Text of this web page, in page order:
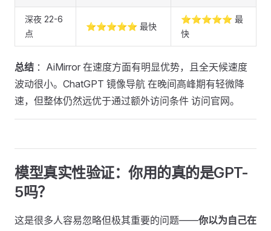
深夜 22-6
点
⭐⭐⭐⭐⭐ 最快
⭐⭐⭐⭐⭐ 最
快
总结 ：AiMirror 在速度方面有明显优势，且全天候速度
波动很小。ChatGPT 镜像导航 在晚间高峰期有轻微降
速，但整体仍然远优于通过额外访问条件 访问官网。
模型真实性验证：你用的真的是GPT-
5吗？ ​
这是很多人容易忽略但极其重要的问题——你以为自己在